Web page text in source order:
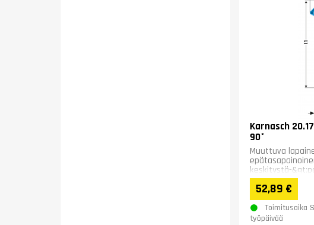
Karnasch
90°
Muuttuva
keskitystä-
kevyempi
52,89 €
Toimitusaika
työpäivää